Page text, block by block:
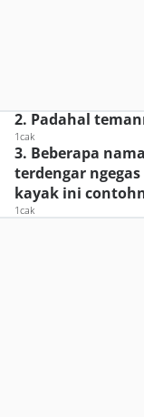
2. Padahal
1cak
3. Beberapa
terdengar
kayak ini
1cak